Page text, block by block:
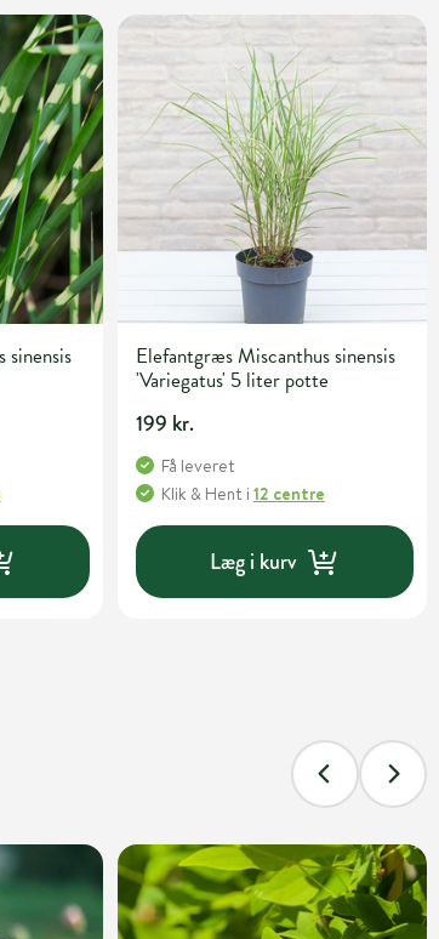
Elefantgræs Miscanthus sinensis
'Variegatus' 5 liter potte
199 kr.
Få leveret
Klik & Hent i 12 centre
Læg i kurv